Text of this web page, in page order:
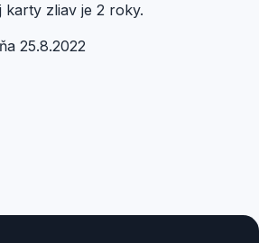
karty zliav je 2 roky.
25.8.2022